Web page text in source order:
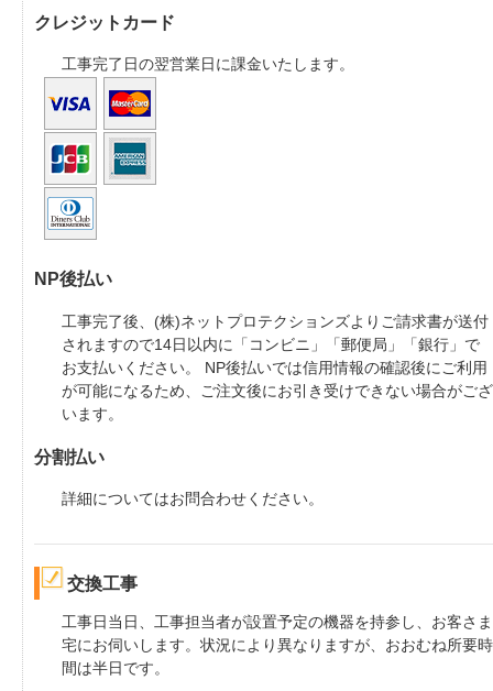
クレジットカード
工事完了日の翌営業日に課金いたします。
NP後払い
工事完了後、(株)ネットプロテクションズよりご請求書が送付
されますので14日以内に「コンビニ」「郵便局」「銀行」で
お支払いください。 NP後払いでは信用情報の確認後にご利用
が可能になるため、ご注文後にお引き受けできない場合がござ
います。
分割払い
詳細についてはお問合わせください。
交換工事
工事日当日、工事担当者が設置予定の機器を持参し、お客さま
宅にお伺いします。状況により異なりますが、おおむね所要時
間は半日です。